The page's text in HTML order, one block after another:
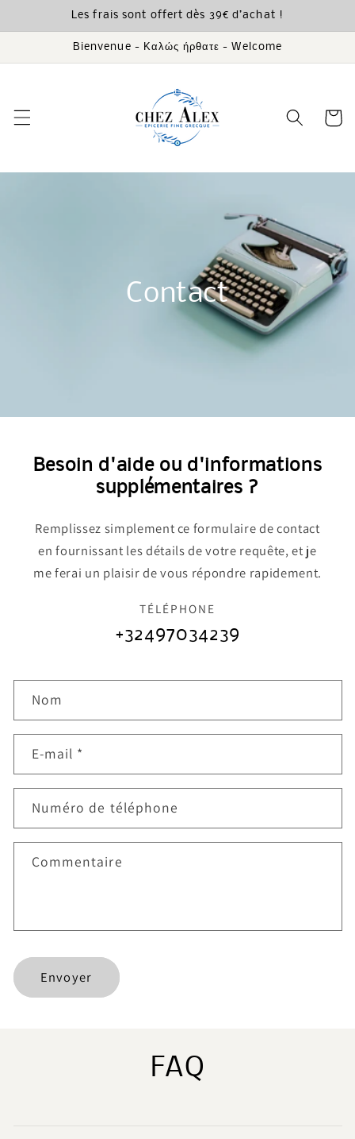
au
contenu
Les frais sont offert dès 39€ d’achat !
Bienvenue - Καλώς ήρθατε - Welcome
Panier
Contact
Besoin d'aide ou d'informations
supplémentaires ?
Remplissez simplement ce formulaire de contact
en fournissant les détails de votre requête, et je
me ferai un plaisir de vous répondre rapidement.
TÉLÉPHONE
+32497034239
r
u
a
i
e
c
o
n
Nom
E-mail *
Numéro de téléphone
Commentaire
Envoyer
FAQ